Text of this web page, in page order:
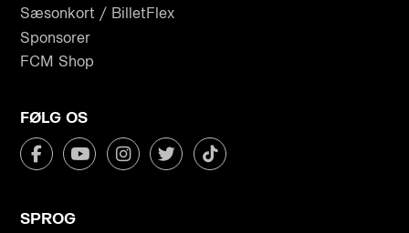
Sæsonkort / BilletFlex
Sponsorer
FCM Shop
FØLG OS
SPROG